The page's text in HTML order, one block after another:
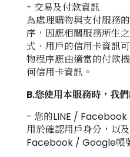
- 交易及付款資訊
為處理購物與支付服務
序，因應相關服務所生
式、用戶的信用卡資訊
物程序應由適當的付款
何信用卡資訊。
B.您使用本服務時，我
- 您的LINE /
用於確認用戶身分，以
Facebook / Google帳